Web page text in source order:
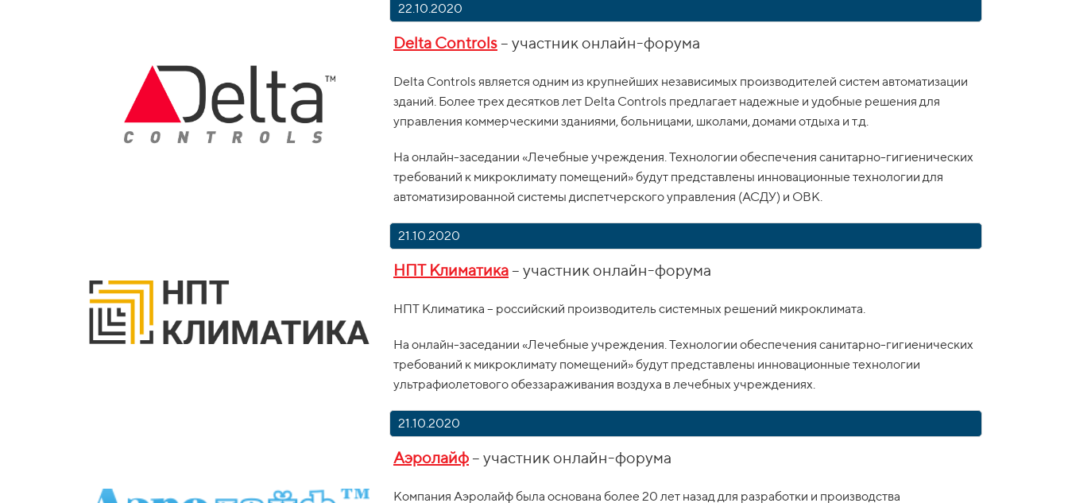
22.10.2020
Delta Controls – участник онлайн-форума
Delta Controls является одним из крупнейших независимых производителей систем автоматизации
зданий. Более трех десятков лет Delta Controls предлагает надежные и удобные решения для
управления коммерческими зданиями, больницами, школами, домами отдыха и т.д.
На онлайн-заседании «Лечебные учреждения. Технологии обеспечения санитарно-гигиенических
требований к микроклимату помещений» будут представлены инновационные технологии для
автоматизированной системы диспетчерского управления (АСДУ) и ОВК.
21.10.2020
НПТ Климатика – участник онлайн-форума
НПТ Климатика – российский производитель системных решений микроклимата.
На онлайн-заседании «Лечебные учреждения. Технологии обеспечения санитарно-гигиенических
требований к микроклимату помещений» будут представлены инновационные технологии
ультрафиолетового обеззараживания воздуха в лечебных учреждениях.
21.10.2020
Аэролайф – участник онлайн-форума
Компания Аэролайф была основана более 20 лет назад для разработки и производства